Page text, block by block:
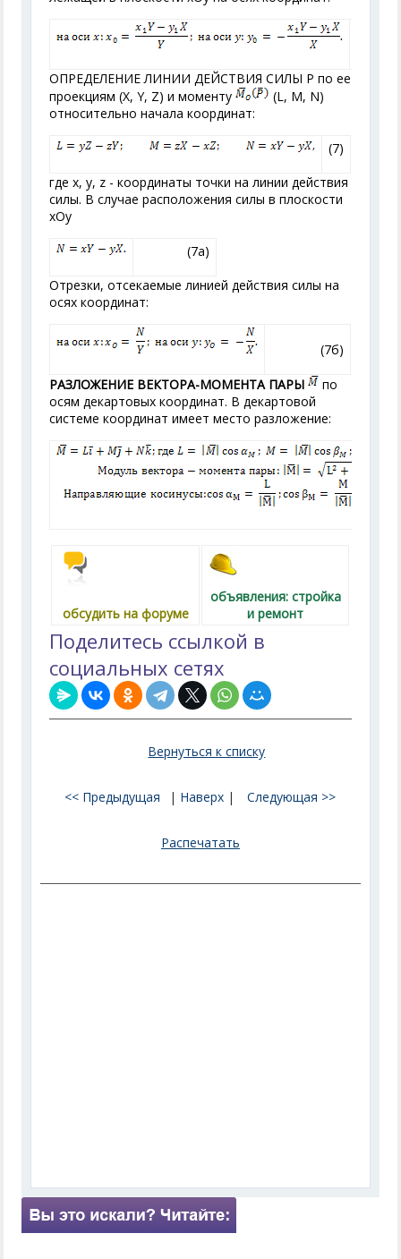
ОПРЕДЕЛЕНИЕ ЛИНИИ ДЕЙСТВИЯ СИЛЫ Р по ее
проекциям (X, Y, Z) и моменту
(L, M, N)
относительно начала координат:
(7)
где x, у, z - координаты точки на линии действия
силы. В случае расположения силы в плоскости
хOу
(7a)
Отрезки, отсекаемые линией действия силы на
осях координат:
(7б)
РАЗЛОЖЕНИЕ ВЕКТОРА-МОМЕНТА ПАРЫ
по
осям декартовых координат. В декартовой
системе координат имеет место разложение:
обсудить на форуме
объявления: стройка
и ремонт
Поделитесь ссылкой в
социальных сетях
Вернуться к списку
<< Предыдущая | Наверх | Следующая >>
Распечатать